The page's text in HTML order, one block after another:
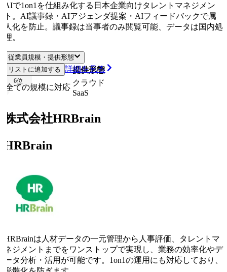
で1on1を仕組み化する日本企業向けタレントマネジメン
。AI議事録・AIアジェンダ提案・AIフィードバックで属
化を防止。議事録は当事者のみ閲覧可能、データは国内処
。
従業員規模・提供形態
従業員規模
提供形態
ての規模に対応
クラウド
SaaS
リストに追加する 詳細を見る
位
式会社HRBrain
は人材データの一元管理から人事評価、タレントマ
ジメントまでをワンストップで実現し、業務の効率化やデ
タ分析・活用が可能です。1on1の運用にも対応しており、